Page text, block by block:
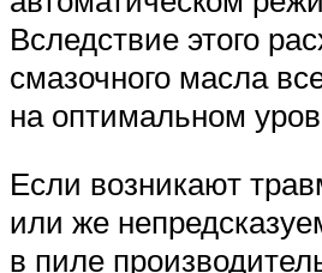
Вследствие этого
смазочного масла
на оптимальном
Если возникают
или же
в пиле